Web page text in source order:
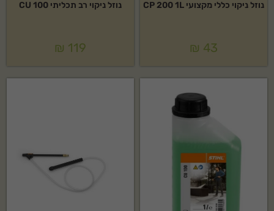
נוזל ניקוי כללי מקצועי CP 200 1L
₪ 43
נוזל ניקוי רב תכליתי CU 100
₪ 119